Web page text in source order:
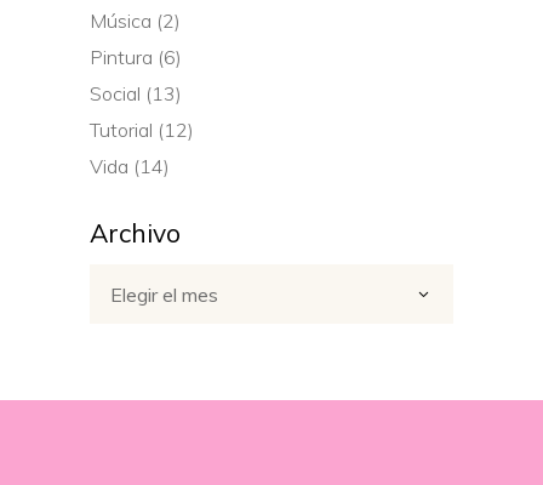
Música (2)
Pintura (6)
Social (13)
Tutorial (12)
Vida (14)
Archivo
Elegir el mes